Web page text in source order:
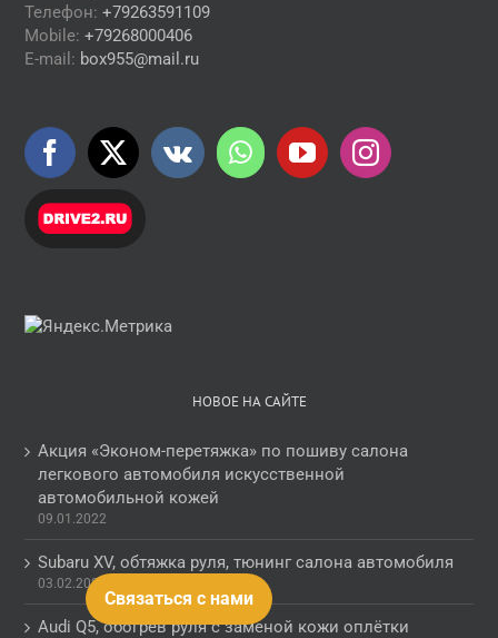
Связаться с нами
Телефон:+79263591109
Mobile:+79268000406
E-mail: box955@mail.ru
НОВОЕ НА САЙТЕ
Акция «Эконом-перетяжка» по пошиву салона
легкового автомобиля искусственной
автомобильной кожей
09.01.2022
Subaru XV, обтяжка руля, тюнинг салона автомобиля
03.02.2021
Audi Q5, обогрев руля с заменой кожи оплётки